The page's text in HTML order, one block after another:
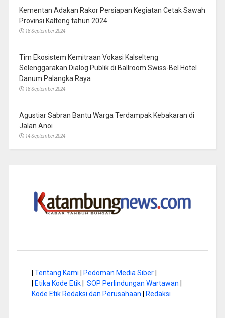
Kementan Adakan Rakor Persiapan Kegiatan Cetak Sawah
Provinsi Kalteng tahun 2024
18 September 2024
Tim Ekosistem Kemitraan Vokasi Kalselteng
Selenggarakan Dialog Publik di Ballroom Swiss-Bel Hotel
Danum Palangka Raya
18 September 2024
Agustiar Sabran Bantu Warga Terdampak Kebakaran di
Jalan Anoi
14 September 2024
Tentang Kami Pedoman Media Siber|
Etika Kode Etik| SOP Perlindungan Wartawan
Kode Etik Redaksi dan Perusahaan
Redaksi